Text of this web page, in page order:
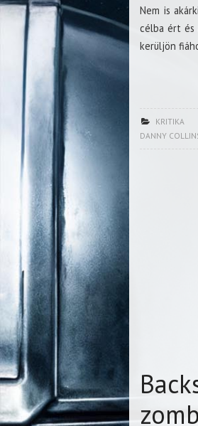
Nem is
célba ért és
kerüljön
KRITIKA
DANNY